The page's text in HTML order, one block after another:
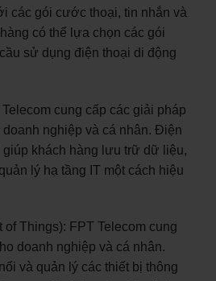
các gói cước thoại, tin nhắn và
có thể lựa chọn các gói
sử dụng điện thoại di động
cung cấp các giải pháp
nghiệp và cá nhân. Điện
giúp khách hàng lưu trữ dữ liệu,
lý hạ tầng IT một cách hiệu
of Things): FPT Telecom cung
doanh nghiệp và cá nhân.
và quản lý các thiết bị thông